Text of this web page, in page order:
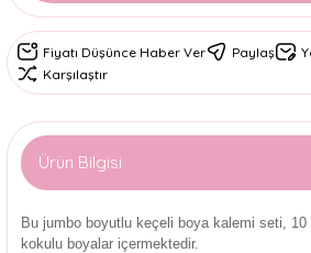
Fiyatı Düşünce Haber Ver Paylaş
Karşılaştır
Ürün Bilgisi
Bu jumbo boyutlu keçeli boya kalemi seti, 10
kokulu boyalar içermektedir.